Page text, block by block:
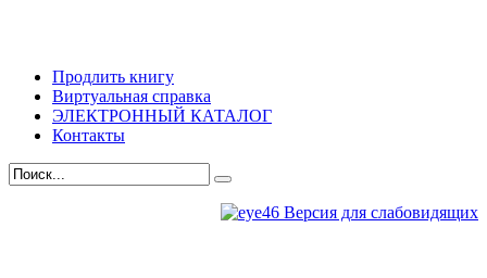
Продлить книгу
Виртуальная справка
ЭЛЕКТРОННЫЙ КАТАЛОГ
Контакты
Версия для слабовидящих